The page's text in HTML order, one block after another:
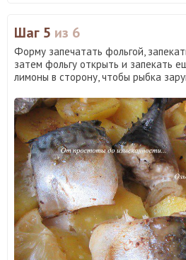
Шаг 5 из 6
Форму запечатать фольгой,
затем фольгу открыть и запекать
лимоны в сторону, чтобы рыбка